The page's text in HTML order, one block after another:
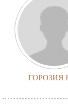
ГОРОЗИЯ